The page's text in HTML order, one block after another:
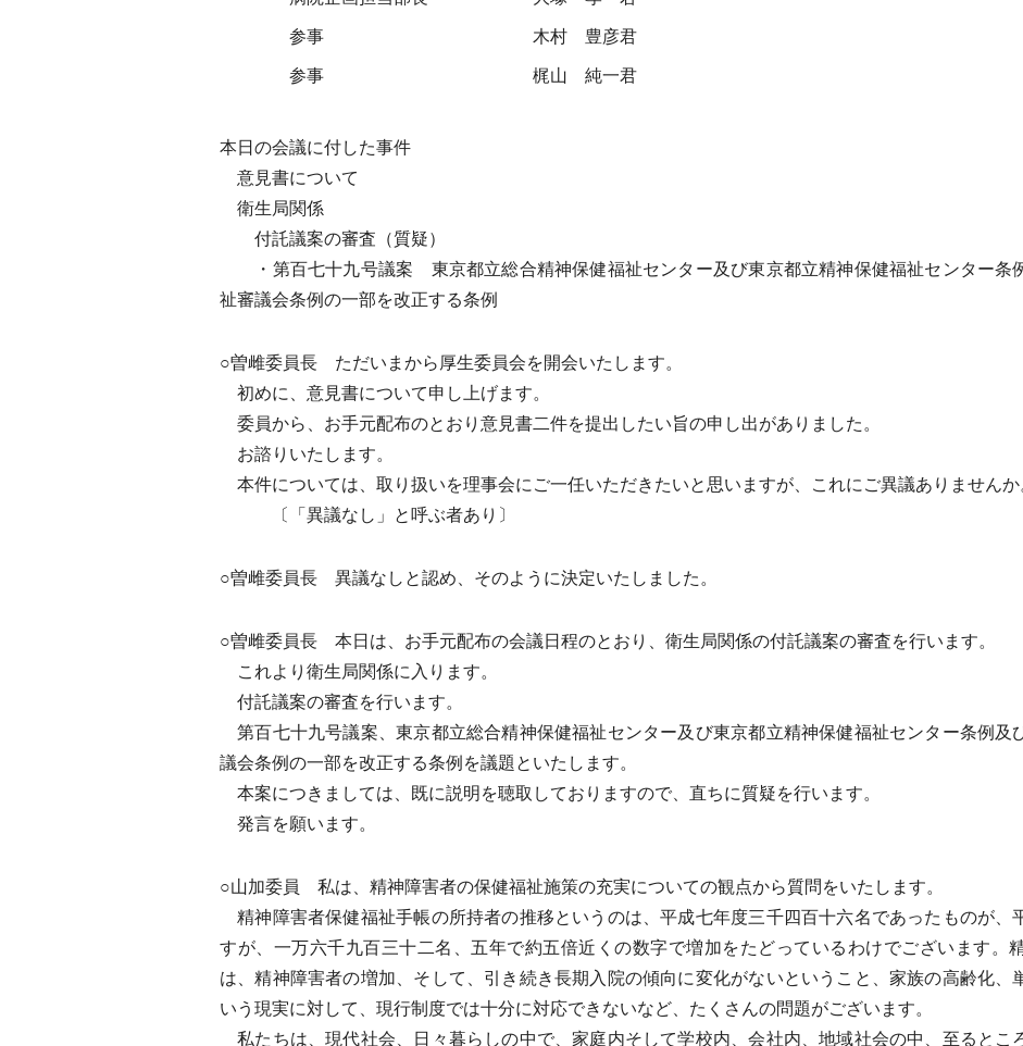
参事 木村 豊彦君
参事 梶山 純一君
本日の会議に付した事件
意見書について
衛生局関係
付託議案の審査（質疑）
・第百七十九号議案 東京都立総合精神保健福祉センター及び東京都立精神保健福祉センター条
祉審議会条例の一部を改正する条例
○曽雌委員長 ただいまから厚生委員会を開会いたします。
初めに、意見書について申し上げます。
委員から、お手元配布のとおり意見書二件を提出したい旨の申し出がありました。
お諮りいたします。
本件については、取り扱いを理事会にご一任いただきたいと思いますが、これにご異議ありませんか
〔「異議なし」と呼ぶ者あり〕
○曽雌委員長 異議なしと認め、そのように決定いたしました。
○曽雌委員長 本日は、お手元配布の会議日程のとおり、衛生局関係の付託議案の審査を行います。
これより衛生局関係に入ります。
付託議案の審査を行います。
第百七十九号議案、東京都立総合精神保健福祉センター及び東京都立精神保健福祉センター条例及
議会条例の一部を改正する条例を議題といたします。
本案につきましては、既に説明を聴取しておりますので、直ちに質疑を行います。
発言を願います。
○山加委員 私は、精神障害者の保健福祉施策の充実についての観点から質問をいたします。
精神障害者保健福祉手帳の所持者の推移というのは、平成七年度三千四百十六名であったものが、
すが、一万六千九百三十二名、五年で約五倍近くの数字で増加をたどっているわけでございます。
は、精神障害者の増加、そして、引き続き長期入院の傾向に変化がないということ、家族の高齢化、
いう現実に対して、現行制度では十分に対応できないなど、たくさんの問題がございます。
私たちは、現代社会、日々暮らしの中で、家庭内そして学校内、会社内、地域社会の中、至るとこ